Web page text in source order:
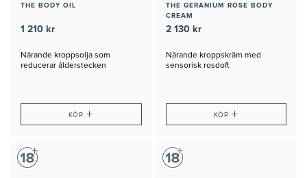
THE BODY OIL
1 210 kr
Närande kroppsolja som
reducerar ålderstecken
KÖP+
THE GERANIUM ROSE BODY
CREAM
2 130 kr
Närande kroppskräm med
sensorisk rosdoft
KÖP +